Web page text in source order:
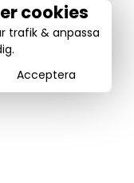
cookies
trafik & anpassa
Acceptera